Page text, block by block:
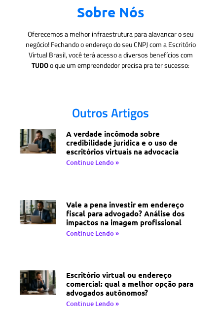
Sobre Nós
Oferecemos a melhor infraestrutura para alavancar o seu
negócio! Fechando o endereço do seu CNPJ com a Escritório
Virtual Brasil, você terá acesso a diversos benefícios com
TUDOo que um empreendedor precisa pra ter sucesso:
Outros Artigos
A verdade incômoda sobre
credibilidade jurídica e o uso de
escritórios virtuais na advocacia
Continue Lendo »
Vale a pena investir em endereço
fiscal para advogado? Análise dos
impactos na imagem profissional
Continue Lendo »
Escritório virtual ou endereço
comercial: qual a melhor opção para
advogados autônomos?
Continue Lendo »